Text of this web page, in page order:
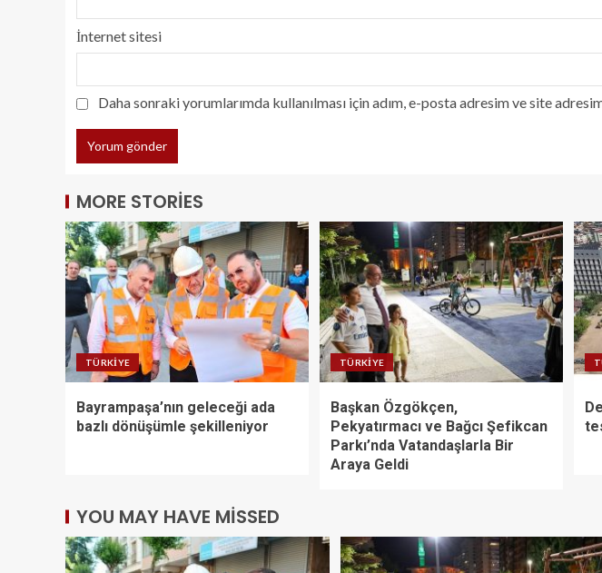
İnternet sitesi
Daha sonraki yorumlarımda kullanılması için adım, e-posta adresim ve site
MORE STORIES
TÜRKIYE
Bayrampaşa’nın geleceği ada
bazlı dönüşümle şekilleniyor
TÜRKIYE
Başkan Özgökçen,
Pekyatırmacı ve Bağcı Şefikcan
Parkı’nda Vatandaşlarla Bir
Araya Geldi
YOU MAY HAVE MISSED